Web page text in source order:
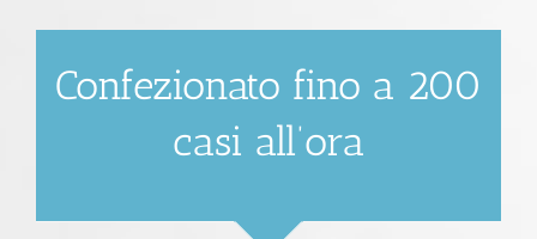
Confezionato fino a 200
casi all’ora